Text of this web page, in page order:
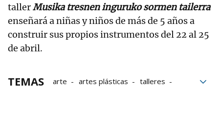
tallerMusika tresnen inguruko sormen tailerra
enseñará a niñas y niños de más de 5 años a
construir sus propios instrumentos del 22 al 25
de abril.
TEMAS arte artes plásticas
talleres